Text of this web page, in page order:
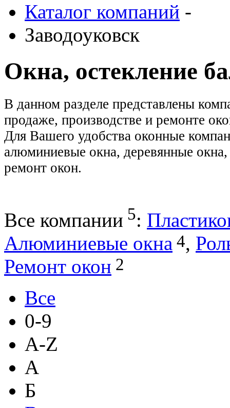
Каталог компаний -
Заводоуковск
Окна, остекление
В данном разделе представлены
продаже, производстве и ремонте
Для Вашего удобства оконные
алюминиевые окна, деревянные
ремонт окон.
Все компании 5:
Алюминиевые окна 4,
Ремонт окон 2
Все
0-9
A-Z
А
Б